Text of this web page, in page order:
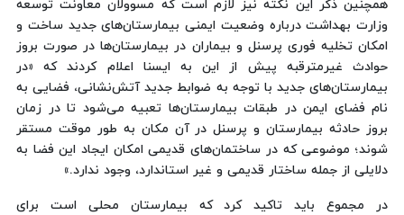
همچنین ذکر این نکته نیز لازم است که مسوولان معاونت توسعه
وزارت بهداشت درباره وضعیت ایمنی بیمارستان‌های جدید ساخت و
امکان تخلیه فوری پرسنل و بیماران در بیمارستان‌ها در صورت بروز
حوادث غیرمترقبه پیش از این به ایسنا اعلام کردند که «در
بیمارستان‌های جدید با توجه به ضوابط جدید آتش‌نشانی، فضایی به
نام فضای ایمن در طبقات بیمارستان‌ها تعبیه می‌شود تا در زمان
بروز حادثه بیمارستان و پرسنل در آن مکان به طور موقت مستقر
شوند؛ موضوعی که در ساختمان‌های قدیمی امکان ایجاد این فضا به
دلایلی از جمله ساختار قدیمی و غیر استاندارد، وجود ندارد.»
در مجموع باید تاکید کرد که بیمارستان محلی است برای